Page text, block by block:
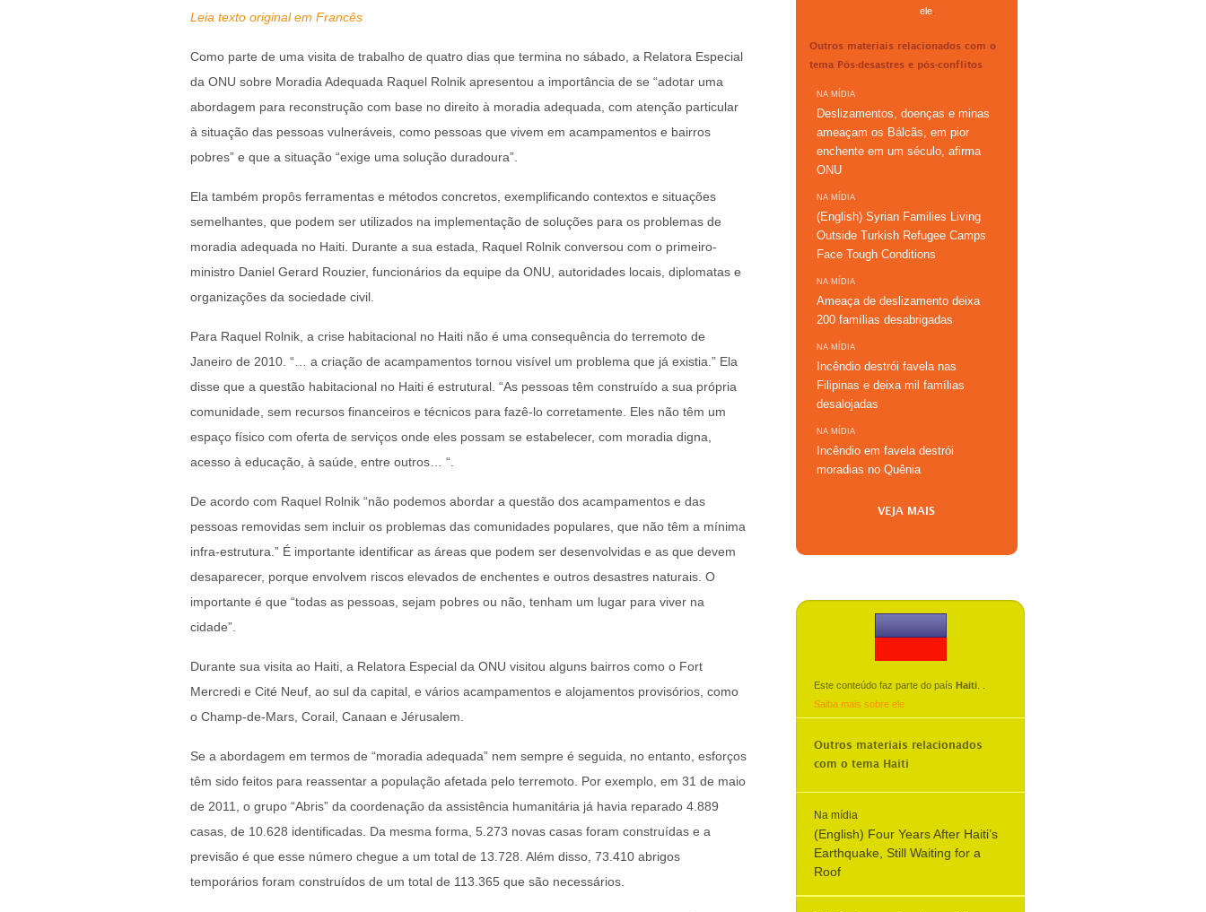
Leia texto original em Francês
Como parte de uma visita de trabalho de quatro dias que termina no sábado, a Relatora Especial
da ONU sobre Moradia Adequada Raquel Rolnik apresentou a importância de se “adotar uma
abordagem para reconstrução com base no direito à moradia adequada, com atenção particular
à situação das pessoas vulneráveis, como pessoas que vivem em acampamentos e bairros
pobres” e que a situação “exige uma solução duradoura”.
Ela também propôs ferramentas e métodos concretos, exemplificando contextos e situações
semelhantes, que podem ser utilizados na implementação de soluções para os problemas de
moradia adequada no Haiti. Durante a sua estada, Raquel Rolnik conversou com o primeiro-
ministro Daniel Gerard Rouzier, funcionários da equipe da ONU, autoridades locais, diplomatas e
organizações da sociedade civil.
Para Raquel Rolnik, a crise habitacional no Haiti não é uma consequência do terremoto de
Janeiro de 2010. “… a criação de acampamentos tornou visível um problema que já existia.” Ela
disse que a questão habitacional no Haiti é estrutural. “As pessoas têm construído a sua própria
comunidade, sem recursos financeiros e técnicos para fazê-lo corretamente. Eles não têm um
espaço físico com oferta de serviços onde eles possam se estabelecer, com moradia digna,
acesso à educação, à saúde, entre outros… “.
De acordo com Raquel Rolnik “não podemos abordar a questão dos acampamentos e das
pessoas removidas sem incluir os problemas das comunidades populares, que não têm a mínima
infra-estrutura.” É importante identificar as áreas que podem ser desenvolvidas e as que devem
desaparecer, porque envolvem riscos elevados de enchentes e outros desastres naturais. O
importante é que “todas as pessoas, sejam pobres ou não, tenham um lugar para viver na
cidade”.
Durante sua visita ao Haiti, a Relatora Especial da ONU visitou alguns bairros como o Fort
Mercredi e Cité Neuf, ao sul da capital, e vários acampamentos e alojamentos provisórios, como
o Champ-de-Mars, Corail, Canaan e Jérusalem.
Se a abordagem em termos de “moradia adequada” nem sempre é seguida, no entanto, esforços
têm sido feitos para reassentar a população afetada pelo terremoto. Por exemplo, em 31 de maio
de 2011, o grupo “Abris” da coordenação da assistência humanitária já havia reparado 4.889
casas, de 10.628 identificadas. Da mesma forma, 5.273 novas casas foram construídas e a
previsão é que esse número chegue a um total de 13.728. Além disso, 73.410 abrigos
temporários foram construídos de um total de 113.365 que são necessários.
ele
Outros materiais relacionados com o
tema Pós-desastres e pós-conflitos
NA MÍDIA
Deslizamentos, doenças e minas
ameaçam os Bálcãs, em pior
enchente em um século, afirma
ONU
NA MÍDIA
(English) Syrian Families Living
Outside Turkish Refugee Camps
Face Tough Conditions
NA MÍDIA
Ameaça de deslizamento deixa
200 famílias desabrigadas
NA MÍDIA
Incêndio destrói favela nas
Filipinas e deixa mil famílias
desalojadas
NA MÍDIA
Incêndio em favela destrói
moradias no Quênia
VEJA MAIS
Este conteúdo faz parte do país Haiti
Saiba mais sobre ele
Outros materiais relacionados
com o tema
Haiti
Na mídia
(English) Four Years After Haiti’s
Earthquake, Still Waiting for a
Roof